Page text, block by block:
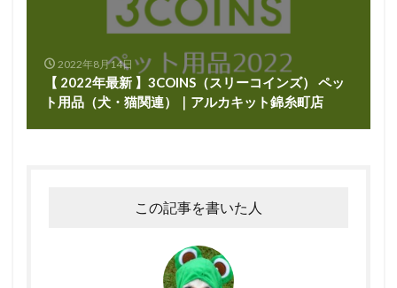
2022年8月14日
【 2022年最新 】3COINS（スリーコインズ） ペッ
ト用品（犬・猫関連）｜アルカキット錦糸町店
この記事を書いた人